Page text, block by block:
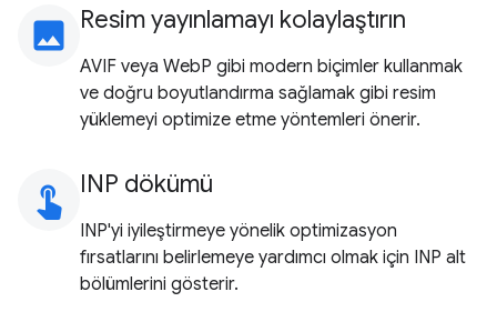
image Resim yayınlamayı kolaylaştırın
AVIF veya WebP gibi modern biçimler kullanmak
ve doğru boyutlandırma sağlamak gibi resim
yüklemeyi optimize etme yöntemleri önerir.
touch_app INP dökümü
INP'yi iyileştirmeye yönelik optimizasyon
fırsatlarını belirlemeye yardımcı olmak için INP alt
bölümlerini gösterir.